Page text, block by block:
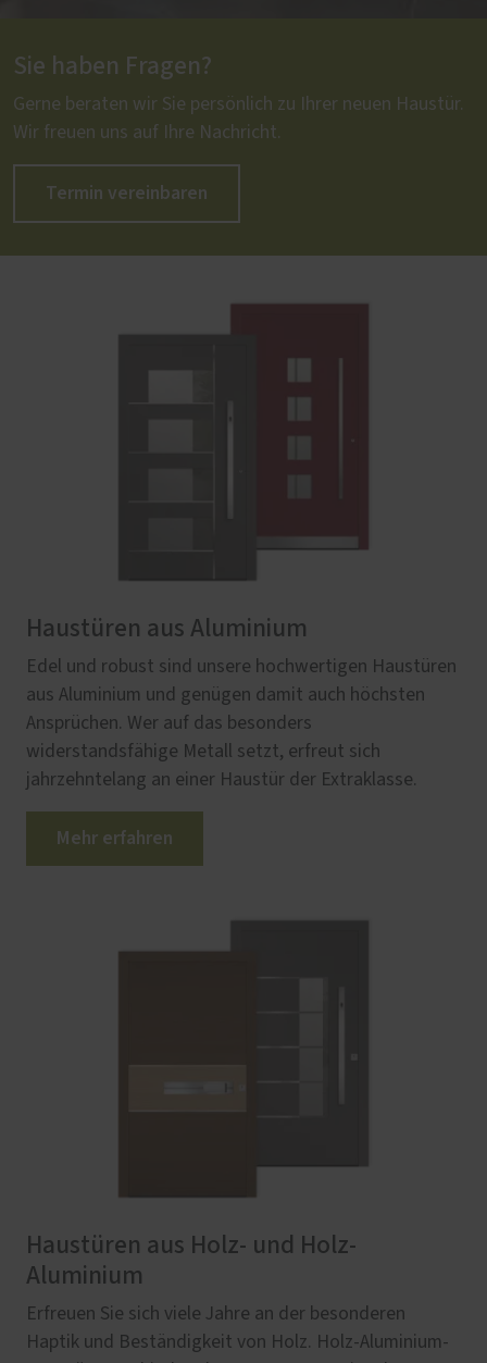
Sie haben Fragen?
Gerne beraten wir Sie persönlich zu Ihrer neuen Haustür.
Wir freuen uns auf Ihre Nachricht.
Termin vereinbaren
Haustüren aus Aluminium
Edel und robust sind unsere hochwertigen Haustüren
aus Aluminium und genügen damit auch höchsten
Ansprüchen. Wer auf das besonders
widerstandsfähige Metall setzt, erfreut sich
jahrzehntelang an einer Haustür der Extraklasse.
Mehr erfahren
Haustüren aus Holz- und Holz-
Aluminium
Erfreuen Sie sich viele Jahre an der besonderen
Haptik und Beständigkeit von Holz. Holz-Aluminium-